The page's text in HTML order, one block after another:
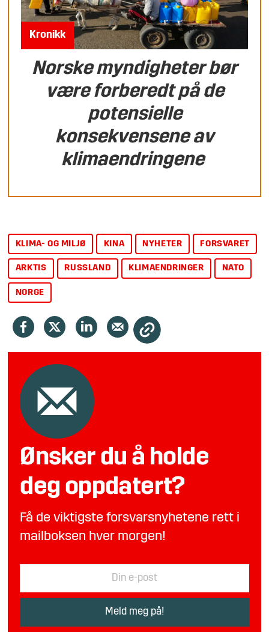
Kronikk
Norske myndigheter bør
være forberedt på de
potensielle
konsekvensene av
klimaendringene
KLIMA- OG MILJØ KINA NYHETER FORSVARET
ARKTIS RUSSLAND KLIMAENDRINGER NATO
NORGE
Ønsker du å holde
deg oppdatert?
Få de viktigste forsvarsnyhetene rett i
mailboksen hver morgen!